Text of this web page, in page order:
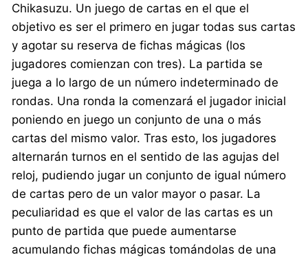
Chikasuzu. Un juego de cartas en el que el
objetivo es ser el primero en jugar todas sus cartas
y agotar su reserva de fichas mágicas (los
jugadores comienzan con tres). La partida se
juega a lo largo de un número indeterminado de
rondas. Una ronda la comenzará el jugador inicial
poniendo en juego un conjunto de una o más
cartas del mismo valor. Tras esto, los jugadores
alternarán turnos en el sentido de las agujas del
reloj, pudiendo jugar un conjunto de igual número
de cartas pero de un valor mayor o pasar. La
peculiaridad es que el valor de las cartas es un
punto de partida que puede aumentarse
acumulando fichas mágicas tomándolas de una